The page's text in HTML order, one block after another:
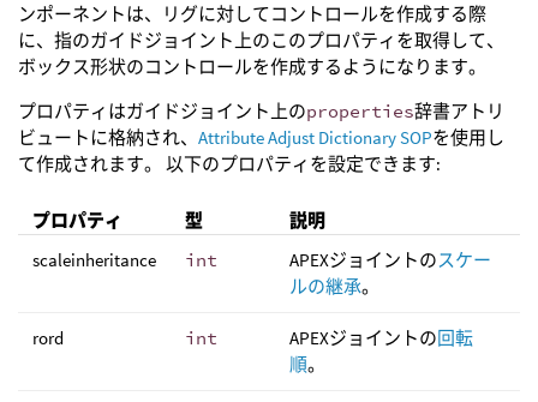
ンポーネントは、リグに対してコントロールを作成する際
に、指のガイドジョイント上のこのプロパティを取得して、
ボックス形状のコントロールを作成するようになります。
プロパティはガイドジョイント上のproperties辞書アトリ
ビュートに格納され、 Attribute Adjust Dictionary SOPを使用し
て作成されます。 以下のプロパティを設定できます:
プロパティ 型
説明
scaleinheritance
int APEXジョイントのスケー
ルの継承。
rord int APEXジョイントの回転
順。